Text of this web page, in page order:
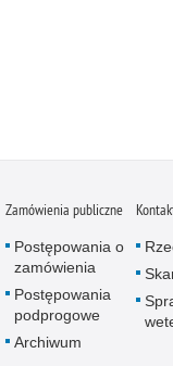
Zamówienia publiczne
Postępowania o
zamówienia
Postępowania
podprogowe
Archiwum